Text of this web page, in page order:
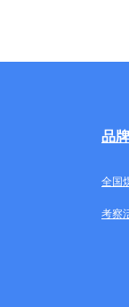
品
全国
考察